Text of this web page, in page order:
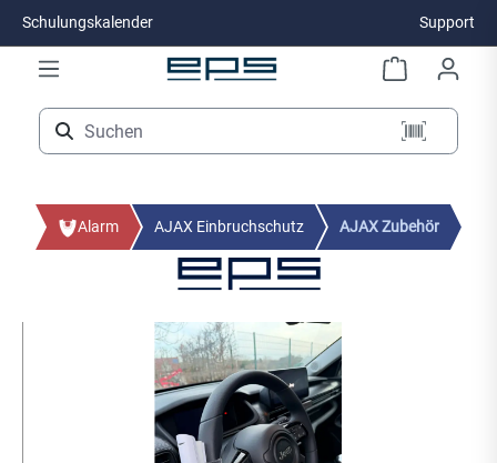
Zum Hauptinhalt springen
Schulungskalender Support
Alarm AJAX Einbruchschutz AJAX Zubehör
Bildergalerie überspringen